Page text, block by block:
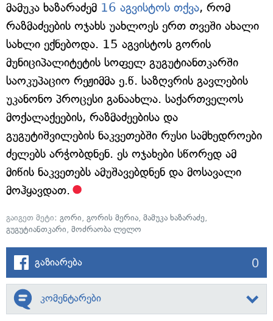
მამუკა ხაზარაძემ 16 აგვისტოს თქვა, რომ
რაზმაძეების ოჯახს უახლოეს ერთ თვეში ახალი
სახლი ექნებოდა. 15 აგვისტოს გორის
მუნიციპალიტეტის სოფელ გუგუტიანთკარში
საოკუპაციო რეჟიმმა ე.წ. საზღვრის გავლების
უკანონო პროცესი განაახლა. საქართველოს
მოქალაქეების, რაზმაძეებისა და
გუგუტიშვილების ნაკვეთებში რუსი სამხედროები
ძელებს არჭობდნენ. ეს ოჯახები სწორედ ამ
მიწის ნაკვეთებს ამუშავებდნენ და მოსავალი
მოჰყავდათ.
გაიგეთ მეტი: გორი, გორის მერია, მამუკა ხაზარაძე,
გუგუტიანთკარი, მოძრაობა ლელო
გაზიარება 0
კომენტარები